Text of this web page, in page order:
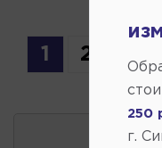
1 2
250
г.